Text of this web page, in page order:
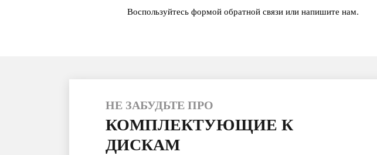
Воспользуйтесь формой обратной связи или напишите нам.
НЕ ЗАБУДЬТЕ ПРО
КОМПЛЕКТУЮЩИЕ К
ДИСКАМ